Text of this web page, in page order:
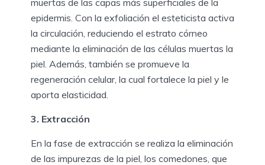
epidermis. Con la exfoliación el esteticista activa
la circulación, reduciendo el estrato córneo
mediante la eliminación de las células muertas la
piel. Además, también se promueve la
regeneración celular, la cual fortalece la piel y le
aporta elasticidad.
3. Extracción
En la fase de extracción se realiza la eliminación
de las impurezas de la piel, los comedones, que